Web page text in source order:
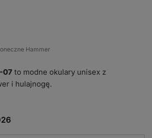
Hammer
07 to modne okulary unisex z
i hulajnogę.